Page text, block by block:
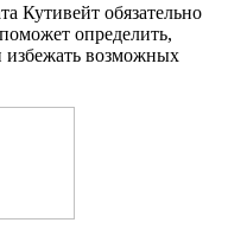
Кутивейт обязательно
определить,
избежать возможных